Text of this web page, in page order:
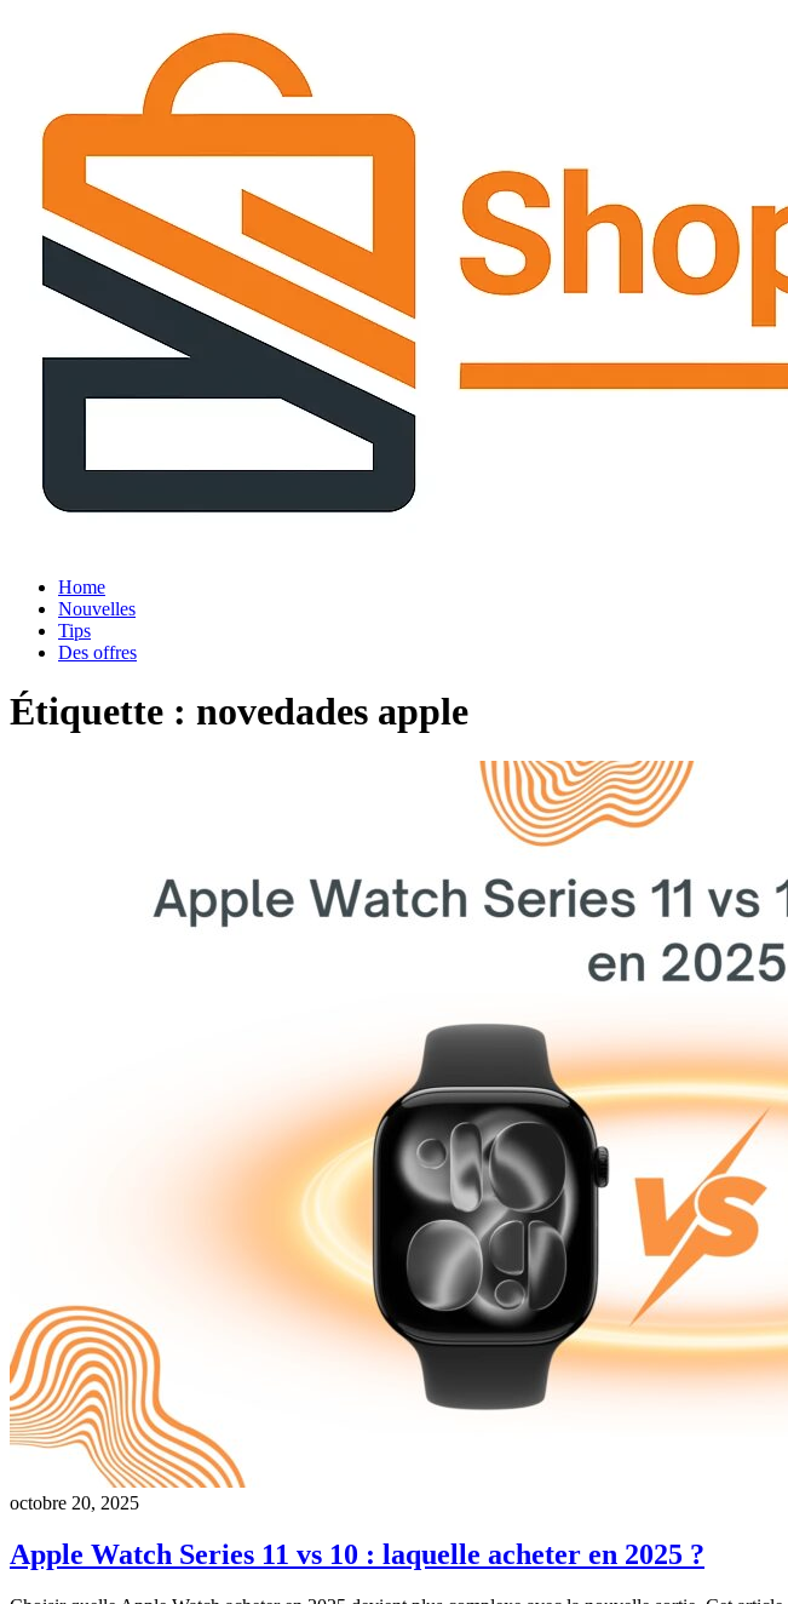
Home
Nouvelles
Tips
Des offres
Étiquette : novedades apple
octobre 20, 2025
Apple Watch Series 11 vs 10 : laquelle acheter en 2025 ?